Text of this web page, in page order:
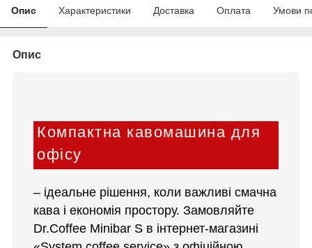
Опис Характеристики Доставка Оплата Умови
Опис
Компактна кавомашина для
офісу
– ідеальне рішення, коли важливі смачна
кава і економія простору. Замовляйте
Dr.Coffee Minibar S в інтернет-магазині